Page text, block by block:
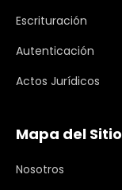
Escrituración
Autenticación
Actos Jurídicos
Mapa del Sitio
Nosotros